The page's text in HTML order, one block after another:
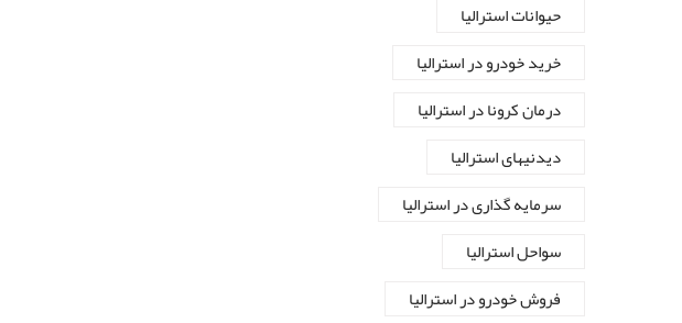
حیوانات استرالیا
خرید خودرو در استرالیا
درمان کرونا در استرالیا
دیدنیهای استرالیا
سرمایه گذاری در استرالیا
سواحل استرالیا
فروش خودرو در استرالیا